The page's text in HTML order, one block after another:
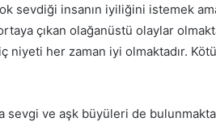
sevdiği insanın iyiliğini istemek
çıkan olağanüstü olaylar
niyeti her zaman iyi olmaktadır.
sevgi ve aşk büyüleri de